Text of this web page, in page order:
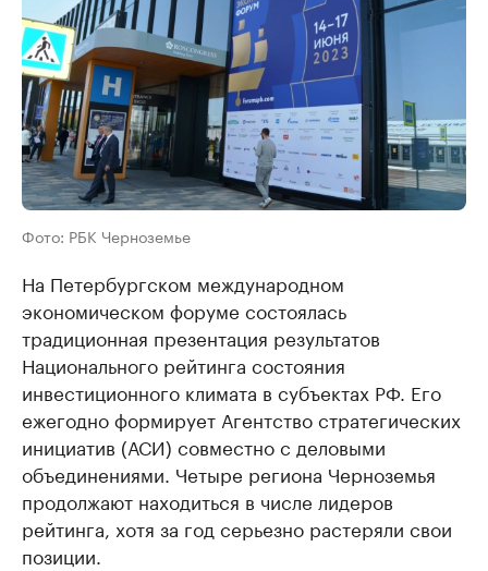
Фото: РБК Черноземье
На Петербургском международном
экономическом форуме состоялась
традиционная презентация результатов
Национального рейтинга состояния
инвестиционного климата в субъектах РФ. Его
ежегодно формирует Агентство стратегических
инициатив (АСИ) совместно с деловыми
объединениями. Четыре региона Черноземья
продолжают находиться в числе лидеров
рейтинга, хотя за год серьезно растеряли свои
позиции.